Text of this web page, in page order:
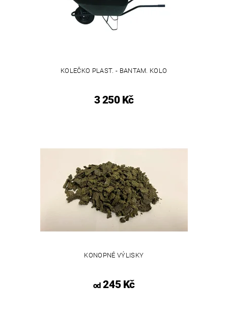
KOLEČKO PLAST. - BANTAM. KOLO
3 250 Kč
KONOPNÉ VÝLISKY
od245 Kč